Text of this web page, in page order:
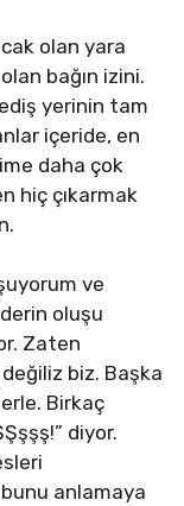
olan yara
bağın izini.
yerinin tam
içeride, en
daha çok
hiç çıkarmak
ve
oluşu
Zaten
biz. Başka
Birkaç
diyor.
anlamaya